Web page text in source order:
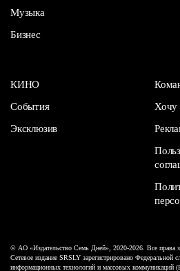
Музыка
Бизнес
КИНО
События
Эксклюзив
Хочу
© АО «Издательство Семь Дней», 2020-2026. Все права
Сетевое издание SRSLY зарегистрировано Федеральной
информационных технологий и массовых коммуникаций